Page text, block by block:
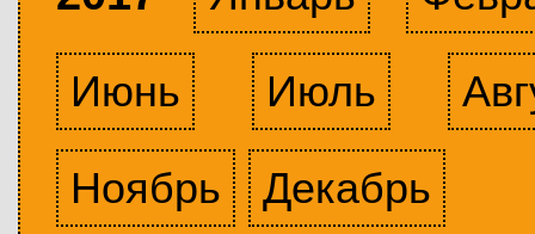
Июнь
Июль
Ноябрь
Декабрь